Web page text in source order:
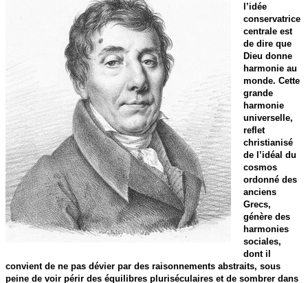
l’idée
conservatrice
centrale est
de dire que
Dieu donne
harmonie au
monde. Cette
grande
harmonie
universelle,
reflet
christianisé
de l’idéal du
cosmos
ordonné des
anciens
Grecs,
génère des
harmonies
sociales,
dont il
convient de ne pas dévier par des raisonnements abstraits, sous
peine de voir périr des équilibres pluriséculaires et de sombrer dans